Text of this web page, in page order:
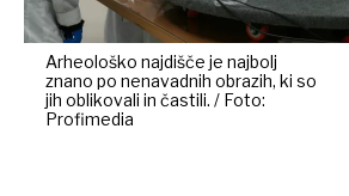
Arheološko najdišče je najbolj
znano po nenavadnih obrazih, ki so
jih oblikovali in častili. / Foto:
Profimedia